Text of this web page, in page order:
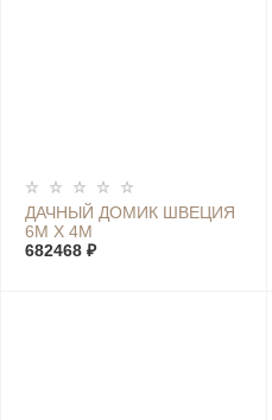
ДАЧНЫЙ ДОМИК ШВЕЦИЯ
6М Х 4М
682468 ₽